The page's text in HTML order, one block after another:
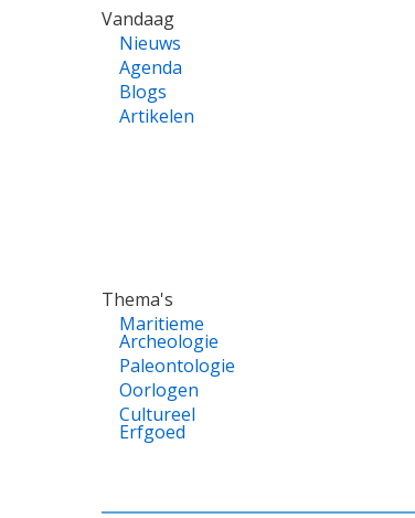
VOET
Vandaag
Nieuws
Agenda
Blogs
Artikelen
Thema's
Maritieme
Archeologie
Paleontologie
Oorlogen
Cultureel
Erfgoed